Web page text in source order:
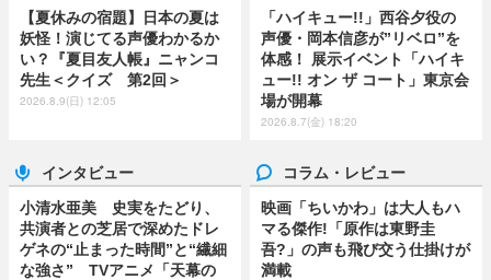
【夏休みの宿題】日本の夏は
妖怪！演じてる声優わかるか
い？『夏目友人帳』ニャンコ
先生＜クイズ 第2回＞
2026.8.9(日) 12:05
「ハイキュー!!」西谷夕役の
声優・岡本信彦が”リベロ”を
体感！ 展示イベント「ハイキ
ュー!! オン ザ コート」東京会
場が開幕
2026.8.7(金) 18:20
インタビュー
小清水亜美 史実をたどり、
共演者との芝居で深めたドレ
ゲネの“止まった時間”と“繊細
な強さ” TVアニメ「天幕の
コラム・レビュー
映画「ちいかわ」は大人もハ
マる傑作!「原作は東野圭
吾?」の声も飛び交う仕掛けが
満載